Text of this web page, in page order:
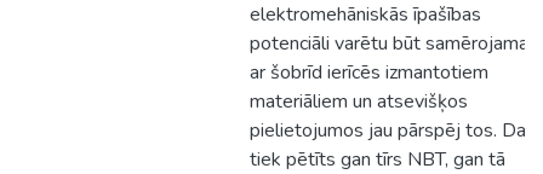
elektromehāniskās īpašības
potenciāli varētu būt samērojamas
ar šobrīd ierīcēs izmantotiem
materiāliem un atsevišķos
pielietojumos jau pārspēj tos.
tiek pētīts gan tīrs NBT, gan tā